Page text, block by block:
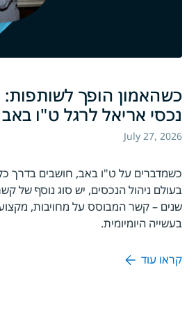
כשהאמון הופך
נכסי אריאל לרגל ט"ו באב
July 27, 2026
כשמדברים על ט"ו באב, חושבים בדרך
בעולם ניהול הנכסים, יש סוג נוסף של
שנים – קשר המבוסס על מחויבות,
בעשייה היומיומית.
קראו עוד